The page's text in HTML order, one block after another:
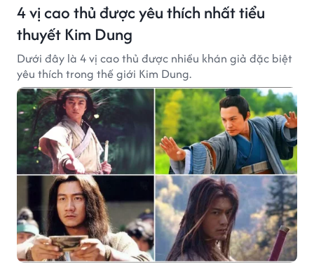
4 vị cao thủ được yêu thích nhất tiểu
thuyết Kim Dung
Dưới đây là 4 vị cao thủ được nhiều khán giả đặc biệt
yêu thích trong thế giới Kim Dung.